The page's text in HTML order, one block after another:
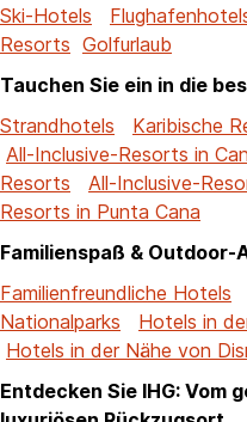
Ski-Hotels
Resorts Golfurlaub
Tauchen Sie ein in die
Strandhotels
Karibische
All-Inclusive-Resorts in
Resorts
All-Inclusive-
Resorts in Punta Cana
Familienspaß & Outdoor-
Familienfreundliche Hotels
Nationalparks
Hotels in
Hotels in der Nähe von
Entdecken Sie IHG: Vom